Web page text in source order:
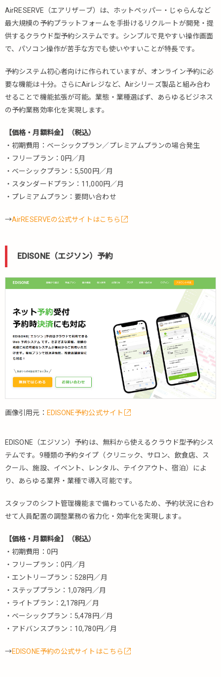
5.2.7.
SALON
ロンボー
reservia（リ
ザービア）
coming-
soon（カ
ミングス
ーン）
5.2.10.
Repitte
BEAUTY（リ
ーティー）
ューティーメリ
5.2.12.
Salon
Net（サ
ロン・
ット）
Kalonade（カ
ロネード）
5.2.14.
KANZASHI（か
リザヨ
ヤ
5.2.16.
CSNEXT（シ
スト）
5.2.17.
ロリザ）
Suzume（ス
ズメ）
5.2.19.
リウム
スマイ
ル！
BEAUTY
AirRESERVE（エアリザーブ）は、ホットペッパー・じゃらんなど
最大規模の予約プラットフォームを手掛けるリクルートが開発・提
供するクラウド型予約システムです。シンプルで見やすい操作画面
で、パソコン操作が苦手な方でも使いやすいことが特長です。
予約システム初心者向けに作られていますが、オンライン予約に必
要な機能は十分。さらにAirレジなど、Airシリーズ製品と組み合わ
せることで機能拡張が可能。業態・業種選ばず、あらゆるビジネス
の予約業務効率化を実現します。
【価格・月額料金】（税込）
・初期費用：ベーシックプラン／プレミアムプランの場合発生
・フリープラン：0円／月
・ベーシックプラン：5,500円／月
・スタンダードプラン：11,000円／月
・プレミアムプラン：要問い合わせ
→AirRESERVEの公式サイトはこちら
EDISONE（エジソン）予約
画像引用元： EDISONE予約公式サイト
EDISONE（エジソン）予約は、無料から使えるクラウド型予約シス
テムです。9種類の予約タイプ（クリニック、サロン、飲食店、ス
クール、施設、イベント、レンタル、テイクアウト、宿泊）によ
り、あらゆる業界・業種で導入可能です。
スタッフのシフト管理機能まで備わっているため、予約状況に合わ
せて人員配置の調整業務の省力化・効率化を実現します。
【価格・月額料金】（税込）
・初期費用：0円
・フリープラン：0円／月
・エントリープラン：528円／月
・ステッププラン：1,078円／月
・ライトプラン：2,178円／月
・ベーシックプラン：5,478円／月
・アドバンスプラン：10,780円／月
→EDISONE予約の公式サイトはこちら